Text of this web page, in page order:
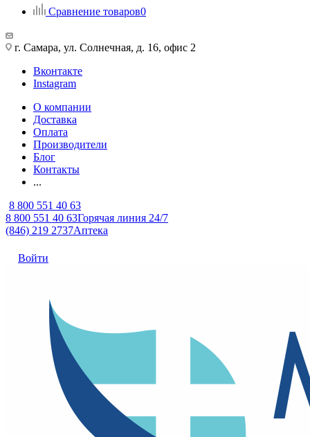
Сравнение товаров0
г. Самара, ул. Солнечная, д. 16, офис 2
Вконтакте
Instagram
О компании
Доставка
Оплата
Производители
Блог
Контакты
...
8 800 551 40 63
8 800 551 40 63Горячая линия 24/7
(846) 219 2737Аптека
Войти